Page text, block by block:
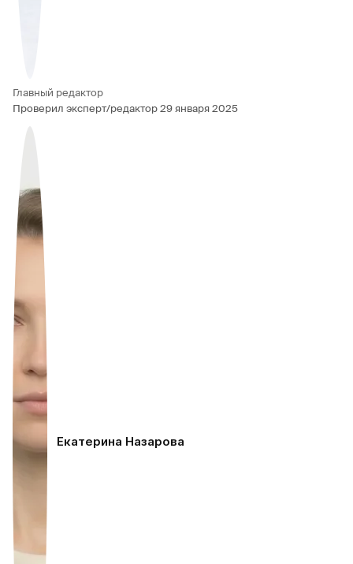
Главный редактор
Проверил эксперт/редактор29 января 2025
Екатерина Назарова